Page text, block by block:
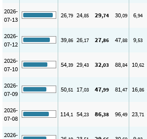
2026-
07-13
26,79 24,85 29,74 30,09 6,94
2026-
07-12
39,86 26,17 27,86 47,88 9,53
2026-
07-10
54,39 29,43 32,03 88,84 10,62
2026-
07-09
50,51 17,03 47,99 81,47 16,86
2026-
07-08
114,1 54,23 86,38 96,49 23,71
2026-